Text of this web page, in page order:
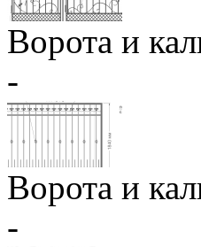
Ворота и
-
Ворота и
-